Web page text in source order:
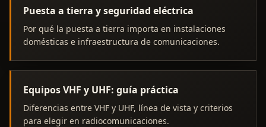
Puesta a tierra y seguridad eléctrica
Por qué la puesta a tierra importa en instalaciones
domésticas e infraestructura de comunicaciones.
Equipos VHF y UHF: guía práctica
Diferencias entre VHF y UHF, línea de vista y criterios
para elegir en radiocomunicaciones.